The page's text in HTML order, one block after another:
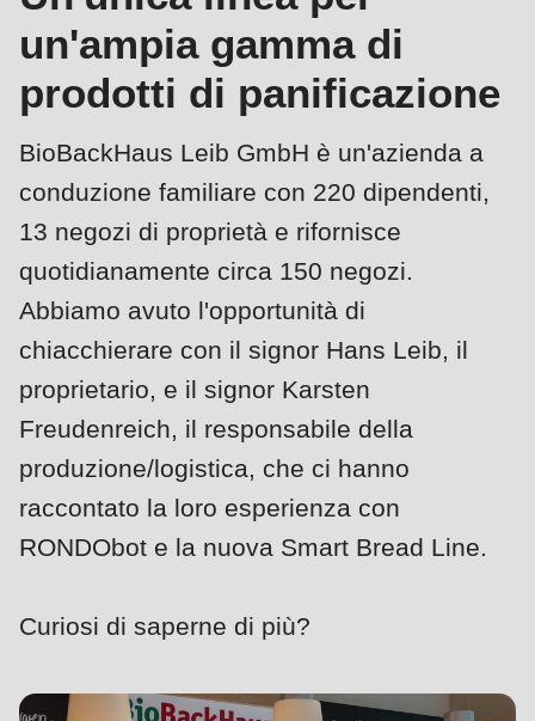
Stati Uniti · IT
Events
Newsletter
deprecated
in
Drupal\rondo_contact\ContactService-
>Drupal\rondo_contact\
{closure}
592
of
modules/custom/rondo_contact/src/ContactService.php
Deprecated
Passing
null
parameter
un'ampia gamma di
prodotti di panificazione
BioBackHaus Leib GmbH è un'azienda a
conduzione familiare con 220 dipendenti,
13 negozi di proprietà e rifornisce
quotidianamente circa 150 negozi.
Abbiamo avuto l'opportunità di
chiacchierare con il signor Hans Leib, il
proprietario, e il signor Karsten
Freudenreich, il responsabile della
produzione/logistica, che ci hanno
raccontato la loro esperienza con
RONDObot e la nuova Smart Bread Line.
Curiosi di saperne di più?
Profilo